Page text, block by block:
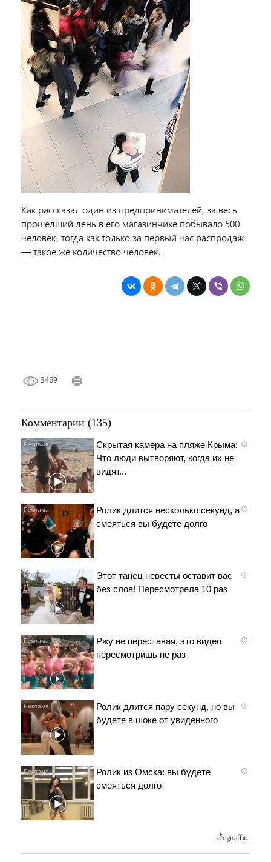
Как рассказал один из предпринимателей, за весь
прошедший день в его магазинчике побывало 500
человек, тогда как только за первый час распродаж
— такое же количество человек.
3469
Комментарии (135)
i
Скрытая камера на пляже Крыма:
Что люди вытворяют, когда их не
видят...
i
Ролик длится несколько секунд, а
смеяться вы будете долго
i
Этот танец невесты оставит вас
без слов! Пересмотрела 10 раз
i
Ржу не переставая, это видео
пересмотришь не раз
i
Ролик длится пару секунд, но вы
будете в шоке от увиденного
i
Ролик из Омска: вы будете
смеяться долго